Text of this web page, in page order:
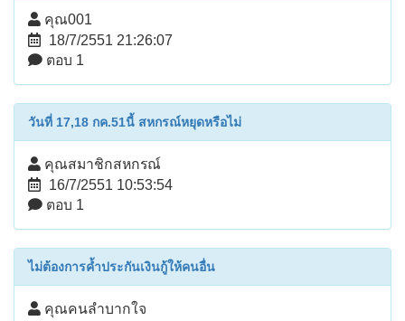
คุณ001
18/7/2551 21:26:07
ตอบ 1
วันที่ 17,18 กค.51นี้ สหกรณ์หยุดหรือไม่
คุณสมาชิกสหกรณ์
16/7/2551 10:53:54
ตอบ 1
ไม่ต้องการค้ำประกันเงินกู้ให้คนอื่น
คุณคนลำบากใจ